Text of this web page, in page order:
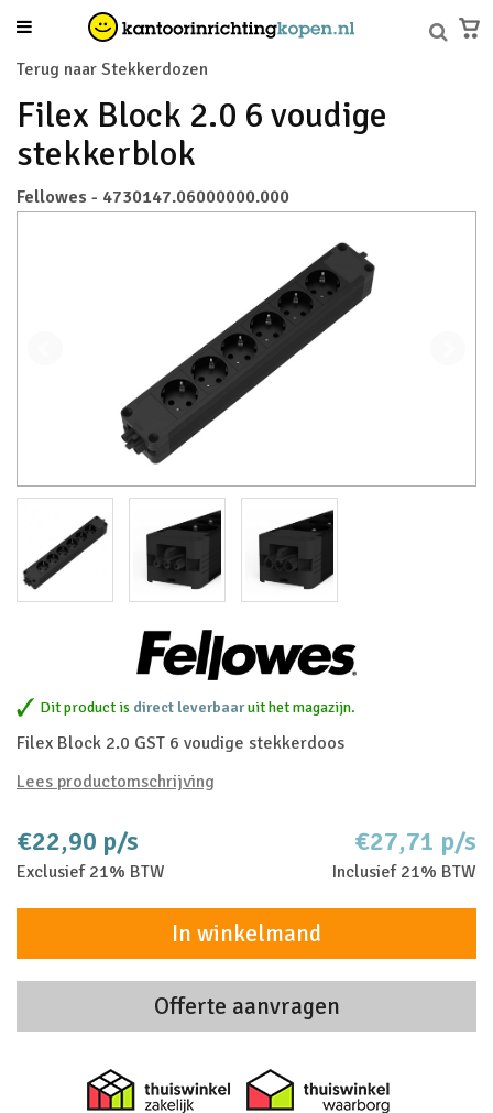
Terug naar Stekkerdozen
Filex Block 2.0 6 voudige
stekkerblok
Fellowes - 4730147.06000000.000
Dit product is direct leverbaaruit het magazijn.
Filex Block 2.0 GST 6 voudige stekkerdoos
Lees productomschrijving
€22,90 p/s
Exclusief 21% BTW
€27,71 p/s
Inclusief 21% BTW
In winkelmand
Offerte aanvragen
Thuiswinkel zakelijk